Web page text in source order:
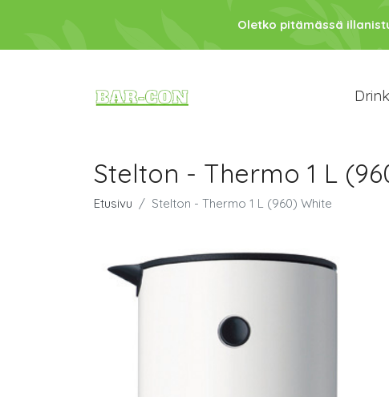
Oletko pitämässä
Stelton - Thermo 1 L
Etusivu Stelton - Thermo 1 L (960) White